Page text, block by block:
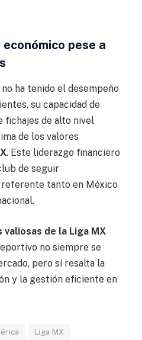
pese a
no ha tenido el desempeño
su capacidad de
fichajes de alto nivel
de los valores
. Este liderazgo financiero
de seguir
tanto en México
valiosas de la Liga MX
no siempre se
pero sí resalta la
y la gestión eficiente en
Liga MX